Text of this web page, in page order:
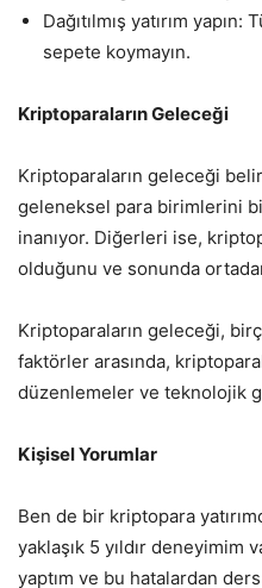
Dağıtılmış yatırım
sepete koymayın.
Kriptoparaların Geleceği
Kriptoparaların geleceği
geleneksel para birimlerini
inanıyor. Diğerleri ise,
olduğunu ve sonunda
Kriptoparaların geleceği,
faktörler arasında,
düzenlemeler ve teknolojik
Kişisel Yorumlar
Ben de bir kriptopara
yaklaşık 5 yıldır deneyimim
yaptım ve bu hatalardan ders